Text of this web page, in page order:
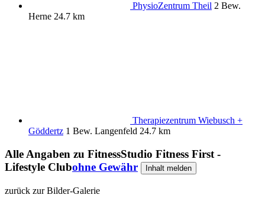
PhysioZentrum Theil 2 Bew.
Herne 24.7 km
Therapiezentrum Wiebusch +
Göddertz 1 Bew. Langenfeld 24.7 km
Alle Angaben zu FitnessStudio Fitness First -
Lifestyle Clubohne Gewähr Inhalt melden
zurück zur Bilder-Galerie